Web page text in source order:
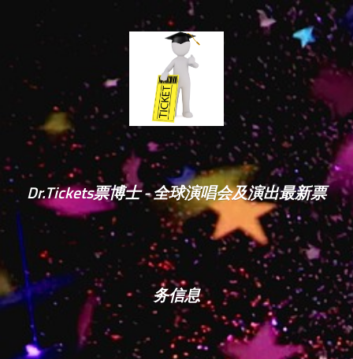
Dr.Tickets票博士 - 全球演唱会及演出最新票
务信息